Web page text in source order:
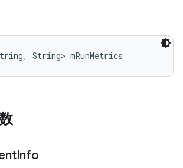
String> mRunMetrics
Info